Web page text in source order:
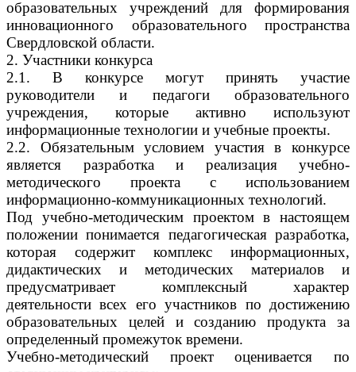
образовательных учреждений для формирования
инновационного образовательного пространства
Свердловской области.
2. Участники конкурса
2.1. В конкурсе могут принять участие
руководители и педагоги образовательного
учреждения, которые активно используют
информационные технологии и учебные проекты.
2.2. Обязательным условием участия в конкурсе
является разработка и реализация учебно-
методического проекта с использованием
информационно-коммуникационных технологий.
Под учебно-методическим проектом в настоящем
положении понимается педагогическая разработка,
которая содержит комплекс информационных,
дидактических и методических материалов и
предусматривает комплексный характер
деятельности всех его участников по достижению
образовательных целей и созданию продукта за
определенный промежуток времени.
Учебно-методический проект оценивается по